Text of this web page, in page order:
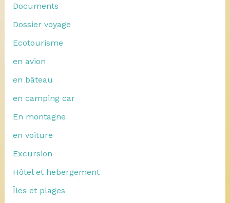
Documents
Dossier voyage
Ecotourisme
en avion
en bâteau
en camping car
En montagne
en voiture
Excursion
Hôtel et hebergement
Îles et plages